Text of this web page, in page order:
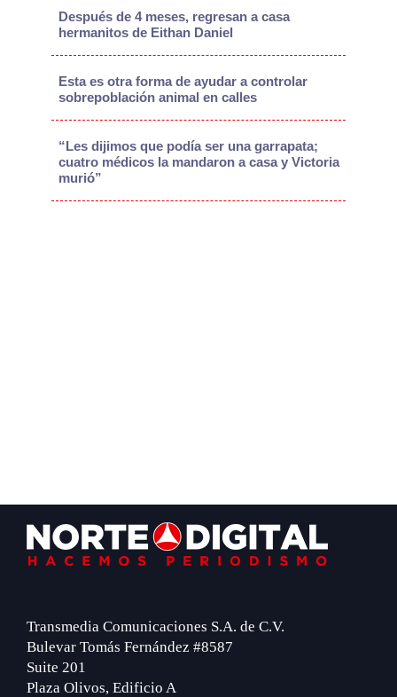
Después de 4 meses, regresan a casa
hermanitos de Eithan Daniel
Esta es otra forma de ayudar a controlar
sobrepoblación animal en calles
“Les dijimos que podía ser una garrapata;
cuatro médicos la mandaron a casa y Victoria
murió”
Footer
Transmedia Comunicaciones S.A. de C.V.
Bulevar Tomás Fernández #8587
Suite 201
Plaza Olivos, Edificio A